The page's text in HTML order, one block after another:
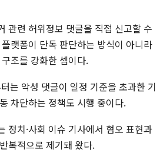
관련 허위정보 댓글을 직접 신고할 수
랫폼이 단독 판단하는 방식이 아니라
조를 강화한 셈이다.
는 악성 댓글이 일정 기준을 초과한 기
차단하는 정책도 시행 중이다.
정치·사회 이슈 기사에서 혐오 표현과
복적으로 제기돼 왔다.